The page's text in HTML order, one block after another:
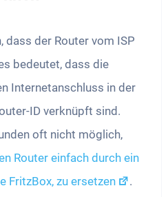
dass der Router vom ISP
bedeutet, dass die
Internetanschluss in der
ID verknüpft sind.
oft nicht möglich,
Router einfach durch ein
FritzBox, zu ersetzen
.